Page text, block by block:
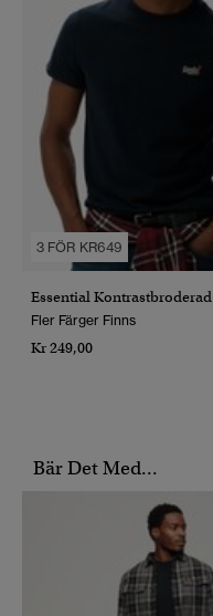
3 FÖR KR649
Essential
Fler Färger Finns
Kr 249,00
Bär Det Med...